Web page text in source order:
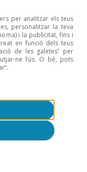
per analitzar els teus
personalitzar la teva
i la publicitat, fins i
en funció dels teus
de les galetes” per
ne l’ús. O bé, pots